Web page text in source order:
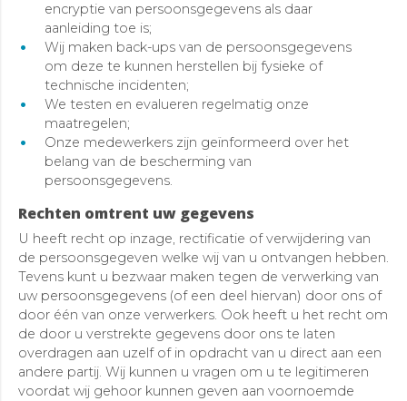
encryptie van persoonsgegevens als daar
aanleiding toe is;
Wij maken back-ups van de persoonsgegevens
om deze te kunnen herstellen bij fysieke of
technische incidenten;
We testen en evalueren regelmatig onze
maatregelen;
Onze medewerkers zijn geïnformeerd over het
belang van de bescherming van
persoonsgegevens.
Rechten omtrent uw gegevens
U heeft recht op inzage, rectificatie of verwijdering van
de persoonsgegeven welke wij van u ontvangen hebben.
Tevens kunt u bezwaar maken tegen de verwerking van
uw persoonsgegevens (of een deel hiervan) door ons of
door één van onze verwerkers. Ook heeft u het recht om
de door u verstrekte gegevens door ons te laten
overdragen aan uzelf of in opdracht van u direct aan een
andere partij. Wij kunnen u vragen om u te legitimeren
voordat wij gehoor kunnen geven aan voornoemde